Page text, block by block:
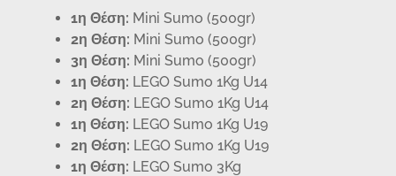
1η Θέση: Mini Sumo (500gr)
2η Θέση: Mini Sumo (500gr)
3η Θέση: Mini Sumo (500gr)
1η Θέση: LEGO Sumo 1Kg U14
2η Θέση: LEGO Sumo 1Kg U14
1η Θέση: LEGO Sumo 1Kg U19
2η Θέση: LEGO Sumo 1Kg U19
1η Θέση: LEGO Sumo 3Kg